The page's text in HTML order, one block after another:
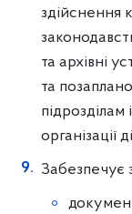
здійснення
та архівні
та
організації
Забезпечує